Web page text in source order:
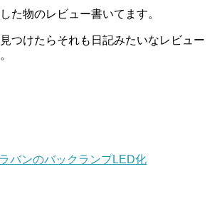
た物のレビュー書いてます。
つけたらそれも日記みたいなレビュー
バンのバックランプLED化